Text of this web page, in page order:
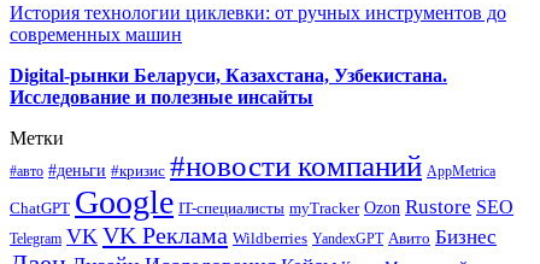
История технологии циклевки: от ручных инструментов до
современных машин
Digital-рынки Беларуси, Казахстана, Узбекистана.
Исследование и полезные инсайты
Метки
#авто #деньги #кризис #новости компаний AppMetrica
ChatGPT Google IT-специалисты myTracker Ozon Rustore SEO
Telegram VK VK Реклама Wildberries YandexGPT Авито Бизнес